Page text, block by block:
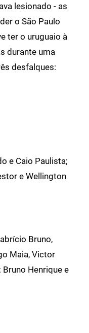
lesionado - as
o São Paulo
ter o uruguaio à
durante uma
desfalques:
e Caio Paulista;
e Wellington
Bruno,
Maia, Victor
Bruno Henrique e